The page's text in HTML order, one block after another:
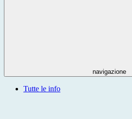
navigazione
Tutte le info